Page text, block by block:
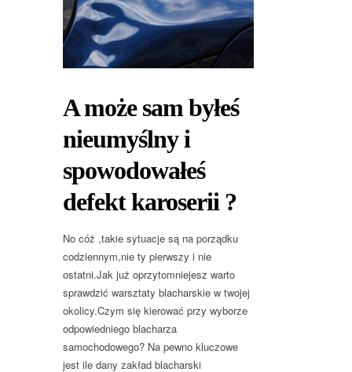
A może sam byłeś
nieumyślny i
spowodowałeś
defekt karoserii ?
No cóż ,takie sytuacje są na porządku
codziennym,nie ty pierwszy i nie
ostatni.Jak już oprzytomniejesz warto
sprawdzić warsztaty blacharskie w twojej
okolicy.Czym się kierować przy wyborze
odpowiedniego blacharza
samochodowego? Na pewno kluczowe
jest ile dany zakład blacharski